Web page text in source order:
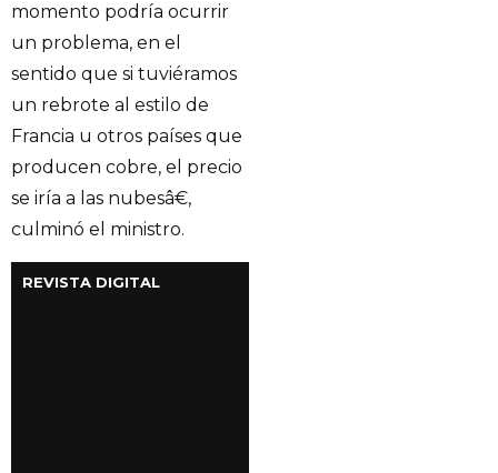
momento podría ocurrir
un problema, en el
sentido que si tuviéramos
un rebrote al estilo de
Francia u otros países que
producen cobre, el precio
se iría a las nubesâ€,
culminó el ministro.
REVISTA DIGITAL